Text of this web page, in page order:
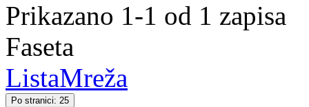
Prikazano 1-1 od 1 zapisa
Faseta
ListaMreža
Po stranici: 25